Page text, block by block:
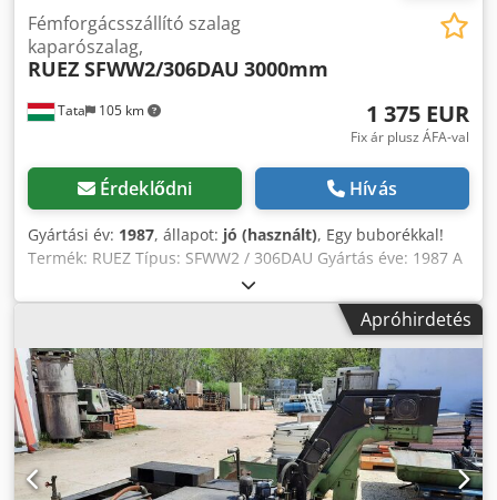
Tata 105 km
Fémforgácsszállító szalag
kaparószalag,
RUEZ SFWW2/306DAU 3000mm
1 375 EUR
Fix ár plusz ÁFA-val
Érdeklődni Hívás
Gyártási év: 1987, állapot: jó (használt), Egy buborékkal!
Termék: RUEZ Típus: SFWW2 / 306DAU Gyártás éve: 1987 A
fémlánc szélessége: 200 mm A vezetősínek távolsága: kb.
300 mm A forgács kilépési hossza 700/1300 mm
Beillesztési hossz: kb. 1000 mm Beillesztési magasság 260
mm Teljes hossz: 3000 mm Szállítási magasság - kidobási
magasság: 800 mm Szalagsebesség 26 mm / sec. = 1,6 m /
perc Motor teljesítménye: 0,25 kW A hálózati csatlakozás
400, 50 Hz volt Házméret: H x Sz x M; 1900 x 900 x 1300 mm
Crsdpfx Aegxqfcoi Aof Tömeg 300 kg Készlet 2 db.
Apróhirdetés